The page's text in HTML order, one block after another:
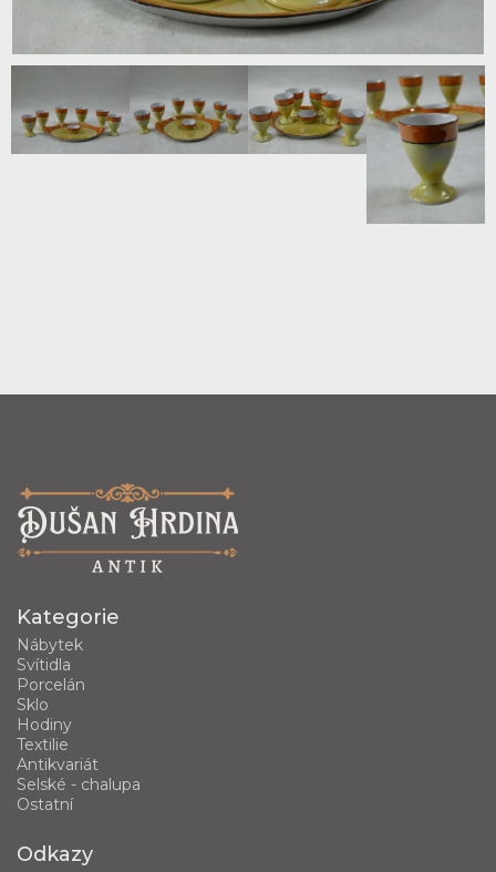
Kategorie
Nábytek
Svítidla
Porcelán
Sklo
Hodiny
Textilie
Antikvariát
Selské - chalupa
Ostatní
Odkazy